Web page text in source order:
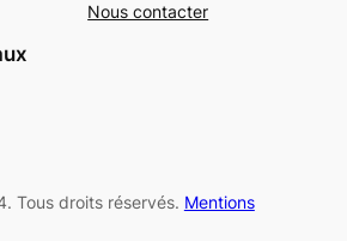
Nous contacter
Tous droits réservés. Mentions